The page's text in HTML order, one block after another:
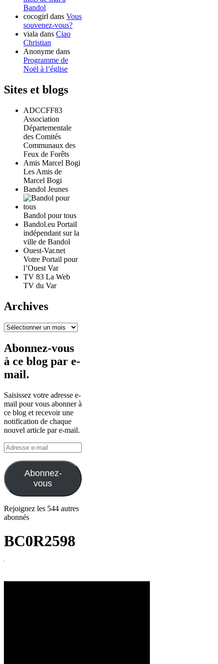
Bandol
cocogirl dans Vous
souvenez-vous?
viala dans Ciao
Christian
Anonyme dans
Programme de
Noël à l’église
Sites et blogs
ADCCFF83
Association
Départementale
des Comités
Communaux des
Feux de Forêts
Amis Marcel Bogi
Les Amis de
Marcel Bogi
Bandol Jeunes
Bandol pour tous
Bandol.eu Portail
indépendant sur la
ville de Bandol
Ouest-Var.net
Votre Portail pour
l’Ouest Var
TV 83 La Web
TV du Var
Archives
Archives
Abonnez-vous
à ce blog par e-
mail.
Saisissez votre adresse e-
mail pour vous abonner à
ce blog et recevoir une
notification de chaque
nouvel article par e-mail.
Adresse
e-
mail
Abonnez-
vous
Rejoignez les 544 autres
abonnés
BC0R2598